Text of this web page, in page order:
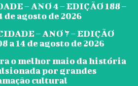
– ANO 4 – EDIÇÃO 188 –
de agosto de 2026
– ANO 7 – EDIÇÃO
a 14 de agosto de 2026
o melhor maio da história
por grandes
cultural